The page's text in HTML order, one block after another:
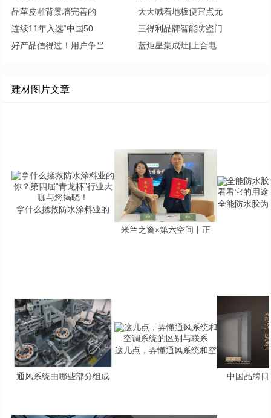
品革皮雕背景墙完善的
天天喊着地板便宜点无
连续11年入选“中国50
三得利品牌智能防盗门
好产品信得过！用户争当
蓝炬星集成灶|上合电
建材图片文章
拿什么拯救防水涂料业的
米兰之窗×第六空间丨正
全能防水胶
通风系统由哪些部分组成
这几点，弄懂通风系统和空
中国品牌